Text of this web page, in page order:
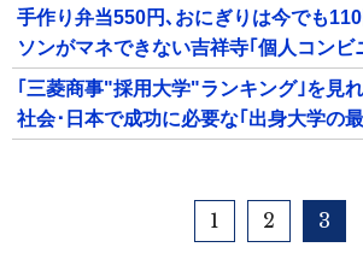
手作り弁当550円､おにぎりは今でも
ソンがマネできない吉祥寺｢個人コンビ
｢三菱商事"採用大学"ランキング｣を見
社会･日本で成功に必要な｢出身大学の
1 2 3